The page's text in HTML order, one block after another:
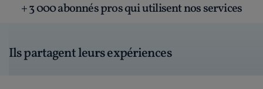
+ 3 000 abonnés pros qui utilisent nos services
Ils partagent leurs expériences